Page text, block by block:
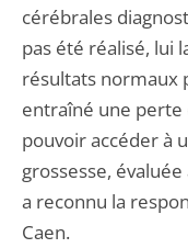
cérébrales
pas été réalisé, lui
résultats normaux
entraîné une perte
pouvoir accéder à
grossesse,
a reconnu la
Caen.